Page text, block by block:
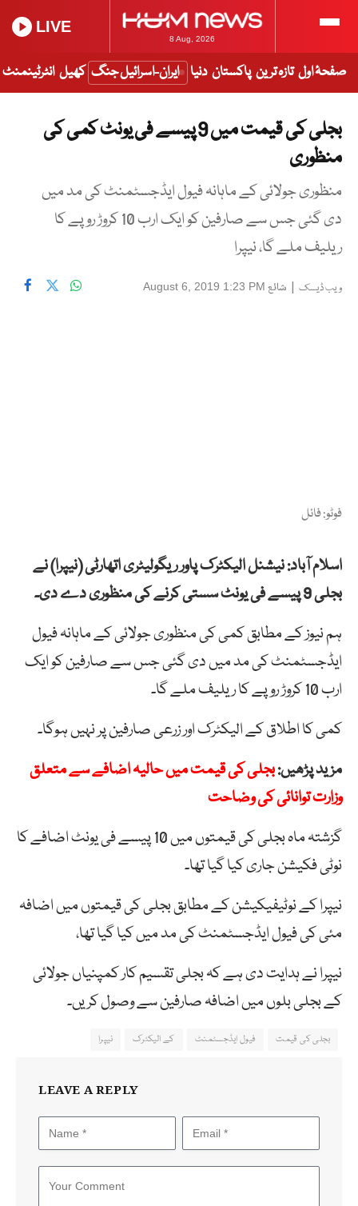
8 Aug, 2026
LIVE
صفحۂ اول تازہ ترین پاکستان دنیا ایران-اسرائیل جنگ کھیل انٹرٹینمنٹ
بجلی کی قیمت میں 9 پیسے فی یونٹ کمی کی
منظوری
منظوری جولائی کے ماہانہ فیول ایڈجسٹمنٹ کی مد میں
دی گئی جس سے صارفین کو ایک ارب 10 کروڑ روپے کا
ریلیف ملے گا، نیپرا
ویب ڈیسک | شائع August 6, 2019 1:23 PM
فوٹو: فائل
اسلام آباد: نیشنل الیکٹرک پاور ریگولیٹری اتھارٹی (نیپرا) نے
بجلی 9 پیسے فی یونٹ سستی کرنے کی منظوری دے دی۔
ہم نیوز کے مطابق کمی کی منظوری جولائی کے ماہانہ فیول
ایڈجسٹمنٹ کی مد میں دی گئی جس سے صارفین کو ایک
ارب 10 کروڑ روپے کا ریلیف ملے گا۔
کمی کا اطلاق کے الیکٹرک اور زرعی صارفین پر نہیں ہوگا۔
مزید پڑھیں:بجلی کی قیمت میں حالیہ اضافے سے متعلق
وزارت توانائی کی وضاحت
گزشتہ ماہ بجلی کی قیمتوں میں 10 پیسے فی یونٹ اضافے کا
نوٹی فکیشن جاری کیا گیا تھا۔
نیپرا کے نوٹیفیکیشن کے مطابق بجلی کی قیمتوں میں اضافہ
مئی کی فیول ایڈجسٹمنٹ کی مد میں کیا گیا تھا،
نیپرا نے ہدایت دی ہے کہ بجلی تقسیم کار کمپنیاں جولائی
کے بجلی بلوں میں اضافہ صارفین سے وصول کریں۔
بجلی کی قیمت فیول ایڈجسٹمنٹ کے الیکٹرک نیپرا
LEAVE A REPLY